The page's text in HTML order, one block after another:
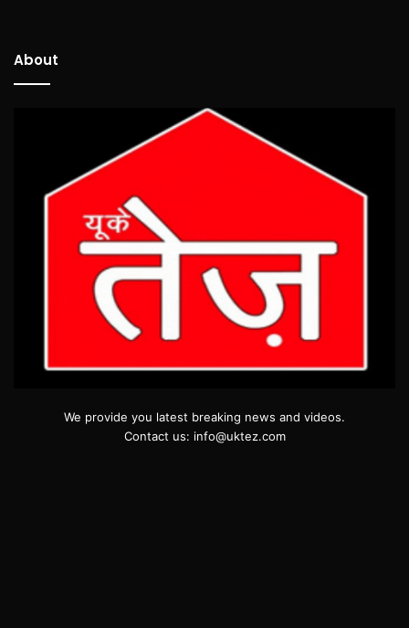
About
We provide you latest breaking news and videos.
Contact us: info@uktez.com